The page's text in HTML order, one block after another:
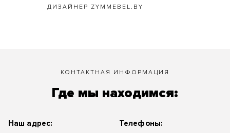
ДИЗАЙНЕР ZYMMEBEL.BY
КОНТАКТНАЯ ИНФОРМАЦИЯ
Где мы находимся:
Наш адрес:
Телефоны: